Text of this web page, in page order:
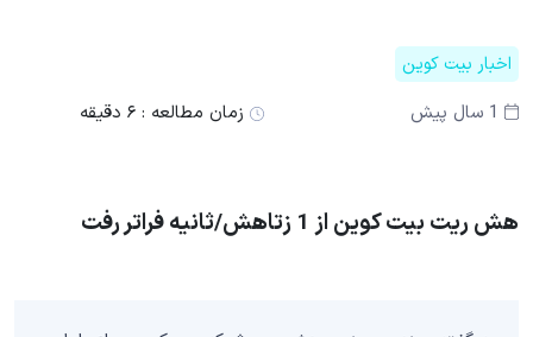
اخبار بیت کوین
1 سال پیش
زمان مطالعه : ۶ دقیقه
هش ریت بیت‌ کوین از 1 زتاهش/ثانیه فراتر رفت